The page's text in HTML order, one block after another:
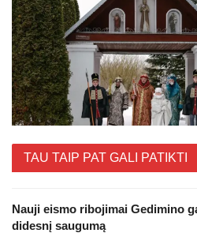
TAU TAIP PAT GALI PATIKTI
Nauji eismo ribojimai Gedimino
didesnį saugumą